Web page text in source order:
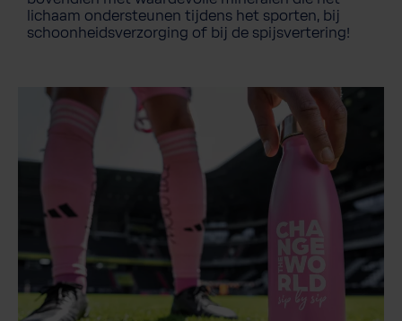
lichaam ondersteunen tijdens het sporten, bij
schoonheidsverzorging of bij de spijsvertering!